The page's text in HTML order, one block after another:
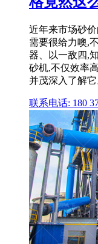
近年来市场砂
需要很给力噢,
器、以一敌四,
砂机,不仅效率
并茂深入了解它
联系电话: 180